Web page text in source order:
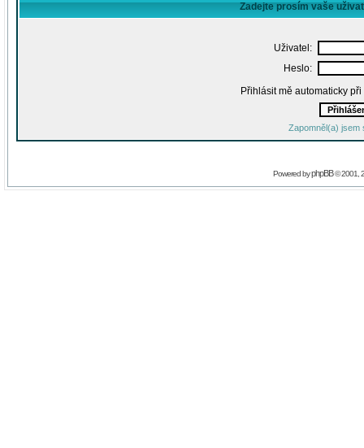
Zadejte prosím vaše
Uživatel:
Heslo:
Přihlásit mě automaticky
Zapomněl(a) jsem
Powered byphpBB© 2001,